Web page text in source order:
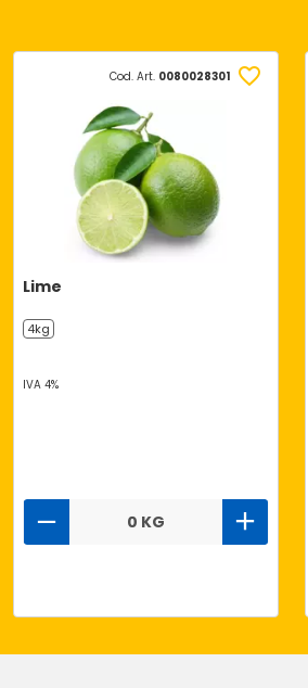
Cod. Art. 0080028301
Lime
4kg
IVA 4%
0 KG